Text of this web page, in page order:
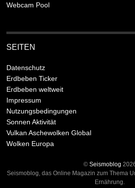
Webcam Pool
SEITEN
Datenschutz
Erdbeben Ticker
Erdbeben weltweit
Impressum
Nutzungsbedingungen
Sonnen Aktivität
Vulkan Aschewolken Global
Wolken Europa
© Seismoblog
Seismoblog, das Online Magazin zum Thema
Ernährung.